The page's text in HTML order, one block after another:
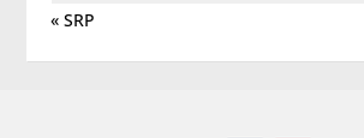
« SRP